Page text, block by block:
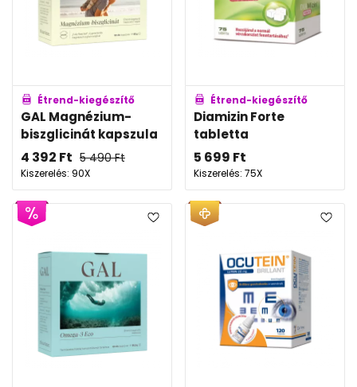
Étrend-kiegészítő
GAL Magnézium-
biszglicinát kapszula
4 392 Ft 5 490Ft
Kiszerelés: 90X
Étrend-kiegészítő
Diamizin Forte
tabletta
5 699 Ft
Kiszerelés: 75X